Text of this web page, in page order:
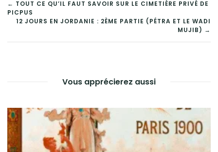
NAVIGATION
DE
L’ARTICLE
← TOUT CE QU’IL FAUT SAVOIR SUR LE CIMETIÈRE PRIVÉ DE
PICPUS
12 JOURS EN JORDANIE : 2ÈME PARTIE (PÉTRA ET LE WADI
MUJIB) →
Vous apprécierez aussi